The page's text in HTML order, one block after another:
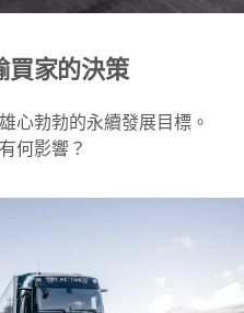
買家的決策
心勃勃的永續發展目標。
何影響？